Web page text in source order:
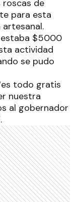
roscas de
para esta
artesanal.
estaba $5000
actividad
se pudo
todo gratis
nuestra
al gobernador